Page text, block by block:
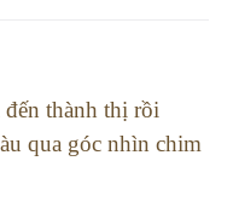
thành thị rồi
qua góc nhìn chim